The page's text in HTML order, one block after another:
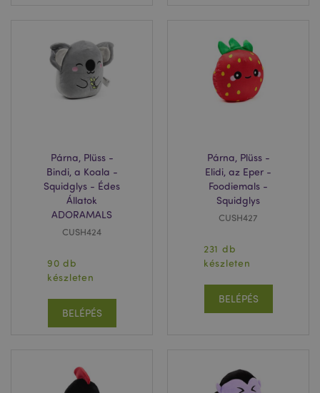
Párna, Plüss -
Bindi, a Koala -
Squidglys - Édes
Állatok
ADORAMALS
CUSH424
90 db
készleten
BELÉPÉS
Párna, Plüss -
Elidi, az Eper -
Foodiemals -
Squidglys
CUSH427
231 db
készleten
BELÉPÉS
www.puckator.hu
section_data_ids
Adobe Inc.
www.puckator.hu